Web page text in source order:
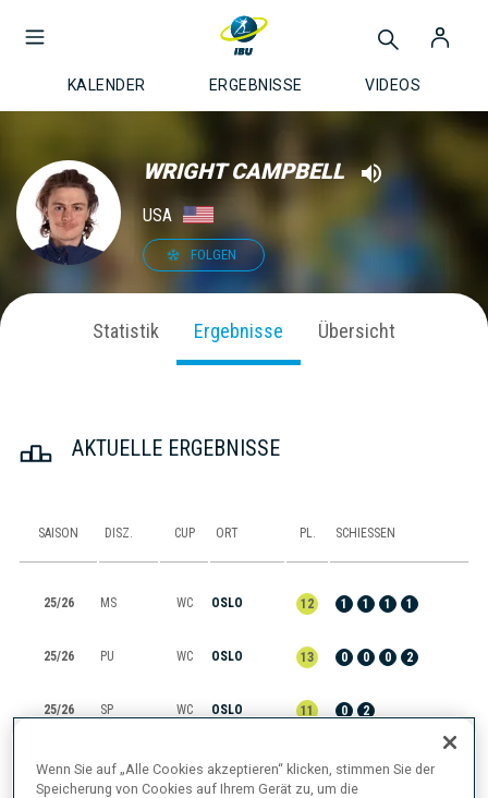
KALENDER ERGEBNISSE VIDEOS
WRIGHT CAMPBELL
USA
FOLGEN
Statistik Ergebnisse Übersicht
AKTUELLE ERGEBNISSE
SAISON DISZ. CUP ORT PL. SCHIESSEN
25/26 MS WC OSLO 12 1 1 1 1
25/26 PU WC OSLO 13 0 0 0 2
25/26 SP WC OSLO 11 0 2
25/26 MR WC OTEPAA 3
Wenn Sie auf „Alle Cookies akzeptieren“ klicken, stimmen Sie der
Speicherung von Cookies auf Ihrem Gerät zu, um die